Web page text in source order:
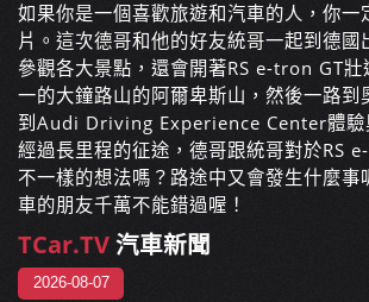
如果你是一個喜歡旅遊和汽車的人，你一
片。這次德哥和他的好友統哥一起到德國
參觀各大景點，還會開著RS e-tron GT壯
一的大鐘路山的阿爾卑斯山，然後一路到
到Audi Driving Experience Center體驗
經過長里程的征途，德哥跟統哥對於RS
不一樣的想法嗎？路途中又會發生什麼事
車的朋友千萬不能錯過喔！
TCar.TV汽車新聞
2026-08-07